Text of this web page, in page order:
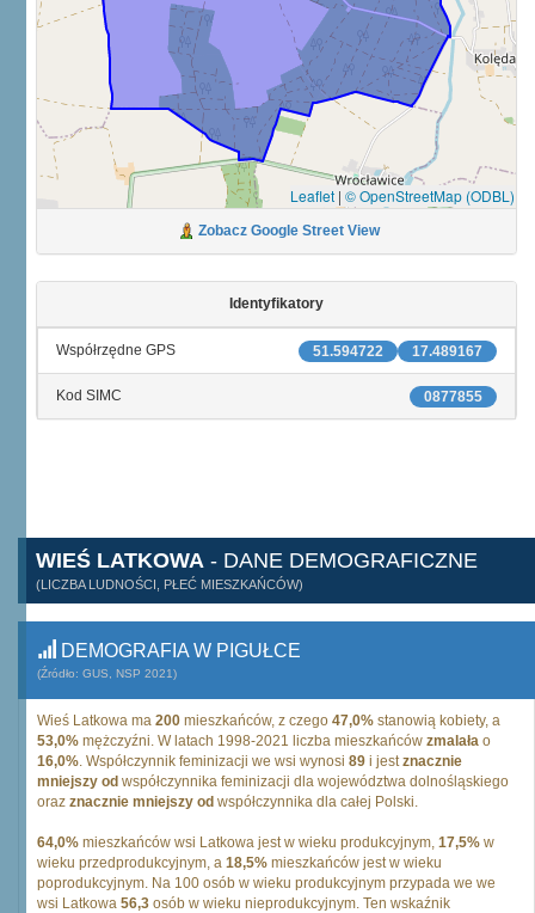
Leaflet | © OpenStreetMap (ODBL)
Zobacz Google Street View
Identyfikatory
17.489167
51.594722
Współrzędne GPS
0877855
Kod SIMC
WIEŚ LATKOWA - DANE DEMOGRAFICZNE
(LICZBA LUDNOŚCI, PŁEĆ MIESZKAŃCÓW)
DEMOGRAFIA W PIGUŁCE
(Źródło: GUS, NSP 2021)
Wieś Latkowa ma 200 mieszkańców, z czego 47,0% stanowią kobiety, a
53,0% mężczyźni. W latach 1998-2021 liczba mieszkańców zmalała o
16,0%. Współczynnik feminizacji we wsi wynosi 89 i jestznacznie
mniejszy od współczynnika feminizacji dla województwa dolnośląskiego
oraz znacznie mniejszy od współczynnika dla całej Polski.
64,0% mieszkańców wsi Latkowa jest w wieku produkcyjnym, 17,5% w
wieku przedprodukcyjnym, a 18,5% mieszkańców jest w wieku
poprodukcyjnym. Na 100 osób w wieku produkcyjnym przypada we we
wsi Latkowa 56,3 osób w wieku nieprodukcyjnym. Ten wskaźnik